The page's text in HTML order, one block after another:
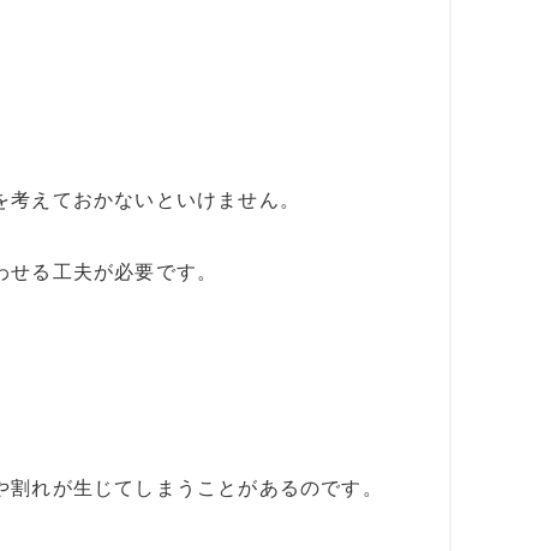
えておかないといけません。
る工夫が必要です。
れが生じてしまうことがあるのです。